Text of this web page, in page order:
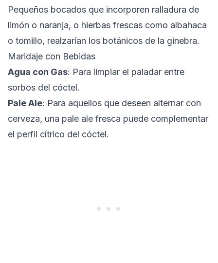
Pequeños bocados que incorporen ralladura de
limón o naranja, o hierbas frescas como albahaca
o tomillo, realzarían los botánicos de la ginebra.
Maridaje con Bebidas
Agua con Gas: Para limpiar el paladar entre
sorbos del cóctel.
Pale Ale: Para aquellos que deseen alternar con
cerveza, una pale ale fresca puede complementar
el perfil cítrico del cóctel.